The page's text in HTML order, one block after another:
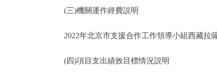
(三)機關運作經費説明
2022年北京市支援合作工作領導小組西藏拉薩
(四)項目支出績效目標情況説明